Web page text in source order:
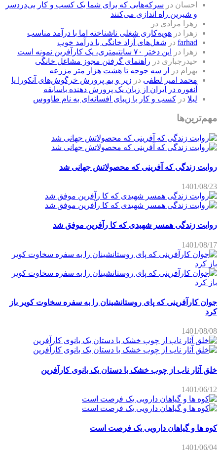
احسان در سرکه‌هایی که برای شما یک کسب و کار بی‌دردسر
و شیرین راه اندازی می‌کنند
زهرا مرادی در
زهرا
در هویه‌کاری شغلی ناشناخته اما با درآمد مناسب
farhad در شغل‌های آزاد خانگی با درآمد خوب
زهرا
در
این دختر ۷۰ سانتیمتری، یک کارآفرین نمونه است
حیدرجباری در راهنمای گرفتن مجوز مشاغل خانگی
بهرام در
از سه جوجه تا هشت هزار متر مزرعه
محمد امیر لطفی در زیر و بم پرورش خرگوش‌های آنکورا یا
آنغوره در ایران از زبان یک پرورش دهنده باسابقه
لیلا در کسب و کار با زیبای افسانه‌ای به نام طاووس
مهم‌ترین‌ها
روایت زندگی که آفرینی که محصولاتش جهانی شد
1401/08/23
روایت زندگی همسر شهیدی که کا رآفرین موفق شد
1401/08/17
جوان کارآفرینی که پای روستانشینان را به سفره سخاوت کویر باز
کرد
1401/08/08
خلق آثار ناب از چوب خشک با دستان یک بانوی کارآفرین
1401/06/12
کوه ها و گیاهان دارویی یک فرصت است
1401/06/04